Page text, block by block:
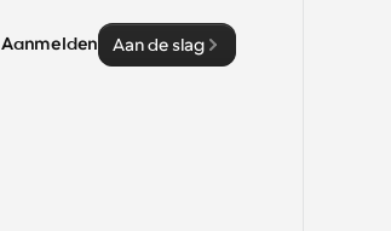
Aanmelden Aan de slag